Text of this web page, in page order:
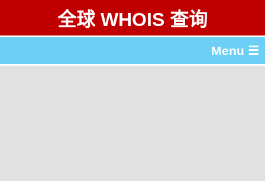
全球 WHOIS 查询
Menu ☰